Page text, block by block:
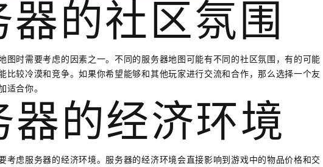
器的社区氛围
图时需要考虑的因素之一。不同的服务器地图可能有不同的社区氛围，有的可能
比较冷漠和竞争。如果你希望能够和其他玩家进行交流和合作，那么选择一个友
适合你。
器的经济环境
考虑服务器的经济环境。服务器的经济环境会直接影响到游戏中的物品价格和交